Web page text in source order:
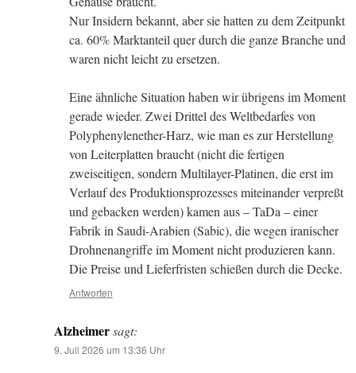
Nur Insidern bekannt, aber sie hatten zu dem Zeitpunkt
ca. 60% Marktanteil quer durch die ganze Branche und
waren nicht leicht zu ersetzen.
Eine ähnliche Situation haben wir übrigens im Moment
gerade wieder. Zwei Drittel des Weltbedarfes von
Polyphenylenether-Harz, wie man es zur Herstellung
von Leiterplatten braucht (nicht die fertigen
zweiseitigen, sondern Multilayer-Platinen, die erst im
Verlauf des Produktionsprozesses miteinander verpreßt
und gebacken werden) kamen aus – TaDa – einer
Fabrik in Saudi-Arabien (Sabic), die wegen iranischer
Drohnenangriffe im Moment nicht produzieren kann.
Die Preise und Lieferfristen schießen durch die Decke.
Antworten
Alzheimersagt:
9. Juli 2026 um 13:36 Uhr